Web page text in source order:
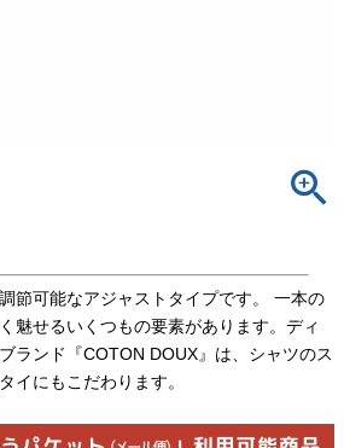
節可能なアジャストタイプです。 一本の
魅せるいくつもの要素があります。ディ
ランド『COTON DOUX』は、シャツのス
イにもこだわります。